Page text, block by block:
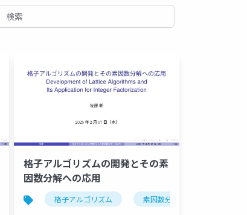
格子基底簡約
格子アルゴリズムの開発とその素
因数分解への応用
格子アルゴリズム 素因数分解